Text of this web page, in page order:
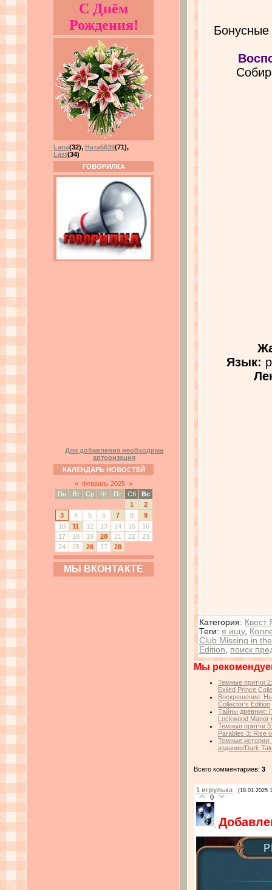
С Днём
Рождения!
Lana(32), Ната5639(71),
Last(34)
ГОВОРИЛКА
Для добавления необходима
авторизация
КАЛЕНДАРЬ НОВОСТЕЙ
« Февраль 2025 »
Пн
Вт Ср Чт Пт Сб
Вс
1
2
3
4 5 6 7 8
9
10
11 12 13 14 15
16
17
18 19 20 21 22
23
24
25 26 27 28
МЫ ВКОНТАКТЕ
Язык:
Категория: Квест
Теги: я ищу,
Club Missing in
Edition
поиск
Мы
Темные притчи
Exiled Prince
Воскрешение:
Collector's Edition
Тайны древних:
Lockwood
Темные притчи
Parables 3: Rise
Темные истории:
издание/Dark
Всего комментариев: 3
1 игрулька (18.01.2025
0